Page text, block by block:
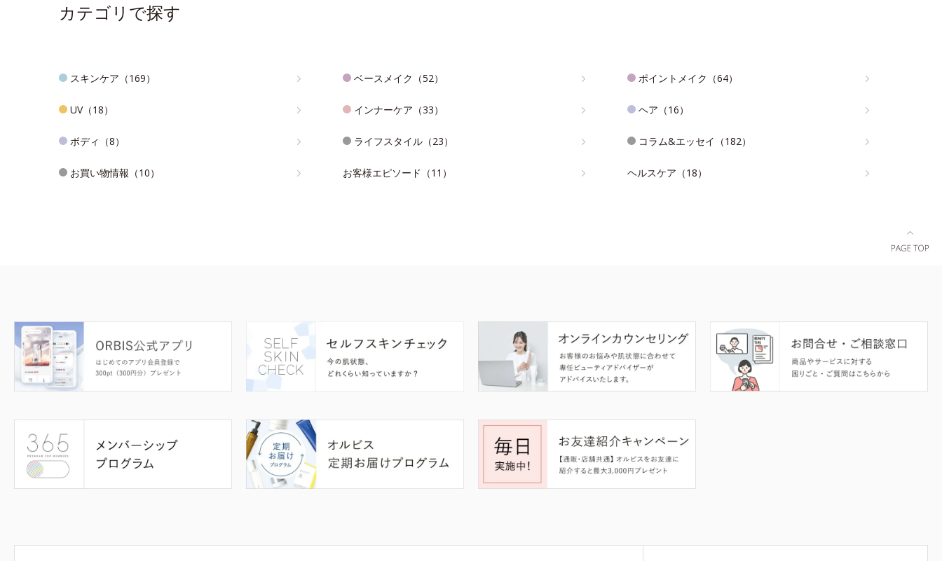
カテゴリで探す
スキンケア（169） ベースメイク（52） ポイントメイク（64）
UV（18） インナーケア（33） ヘア（16）
ボディ（8） ライフスタイル（23） コラム&エッセイ（182）
お買い物情報（10） お客様エピソード（11） ヘルスケア（18）